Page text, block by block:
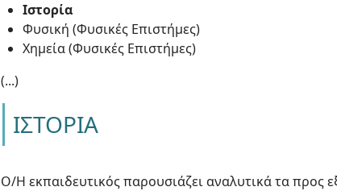
Ιστορία
Φυσική (Φυσικές Επιστήμες)
Χημεία (Φυσικές Επιστήμες)
(...)
ΙΣΤΟΡΙΑ
Ο/Η εκπαιδευτικός παρουσιάζει αναλυτικά τα προς